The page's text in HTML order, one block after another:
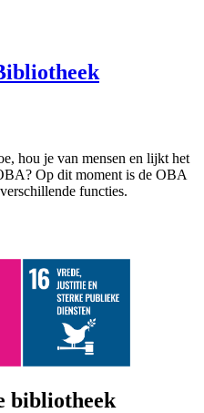
hou je van mensen en lijkt het
Op dit moment is de OBA
functies.
bibliotheek